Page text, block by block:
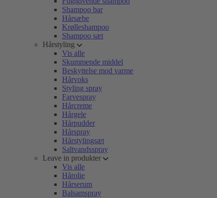
Shampoo bar
Hårsæbe
Krølleshampoo
Shampoo sæt
Hårstyling
Vis alle
Skummende middel
Beskyttelse mod varme
Hårvoks
Styling spray
Farvespray
Hårcreme
Hårgele
Hårpudder
Hårspray
Hårstylingsæt
Saltvandsspray
Leave in produkter
Vis alle
Hårolie
Hårserum
Balsamspray